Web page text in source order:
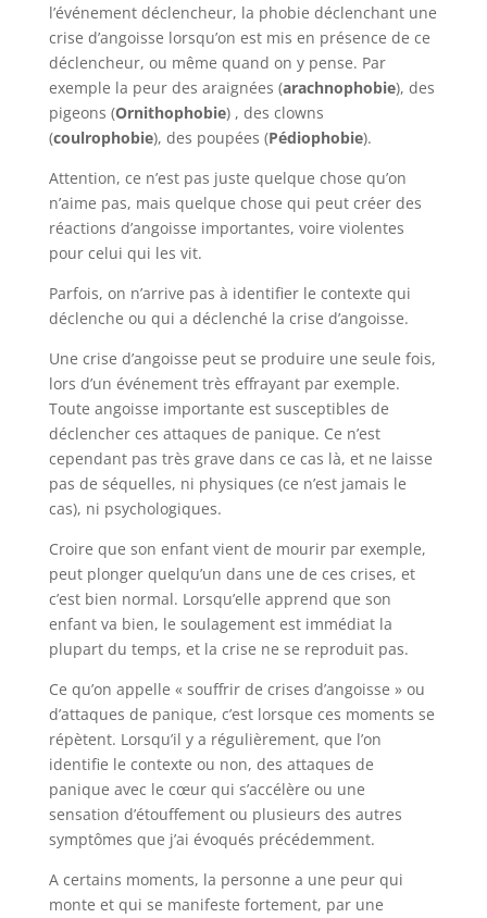
l’événement déclencheur, la phobie déclenchant une
crise d’angoisse lorsqu’on est mis en présence de ce
déclencheur, ou même quand on y pense. Par
exemple la peur des araignées (arachnophobie), des
pigeons (Ornithophobie) , des clowns
(coulrophobie), des poupées (Pédiophobie).
Attention, ce n’est pas juste quelque chose qu’on
n’aime pas, mais quelque chose qui peut créer des
réactions d’angoisse importantes, voire violentes
pour celui qui les vit.
Parfois, on n’arrive pas à identifier le contexte qui
déclenche ou qui a déclenché la crise d’angoisse.
Une crise d’angoisse peut se produire une seule fois,
lors d’un événement très effrayant par exemple.
Toute angoisse importante est susceptibles de
déclencher ces attaques de panique. Ce n’est
cependant pas très grave dans ce cas là, et ne laisse
pas de séquelles, ni physiques (ce n’est jamais le
cas), ni psychologiques.
Croire que son enfant vient de mourir par exemple,
peut plonger quelqu’un dans une de ces crises, et
c’est bien normal. Lorsqu’elle apprend que son
enfant va bien, le soulagement est immédiat la
plupart du temps, et la crise ne se reproduit pas.
Ce qu’on appelle « souffrir de crises d’angoisse » ou
d’attaques de panique, c’est lorsque ces moments se
répètent. Lorsqu’il y a régulièrement, que l’on
identifie le contexte ou non, des attaques de
panique avec le cœur qui s’accélère ou une
sensation d’étouffement ou plusieurs des autres
symptômes que j’ai évoqués précédemment.
A certains moments, la personne a une peur qui
monte et qui se manifeste fortement, par une